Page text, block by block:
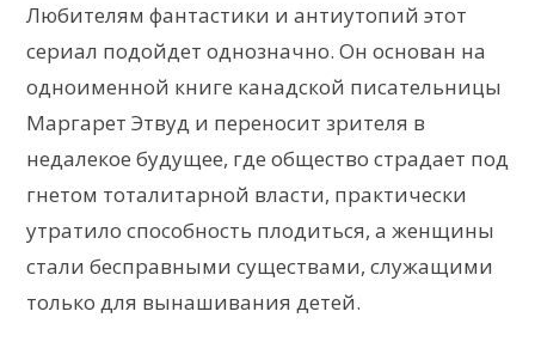
Любителям фантастики и антиутопий этот
сериал подойдет однозначно. Он основан на
одноименной книге канадской писательницы
Маргарет Этвуд и переносит зрителя в
недалекое будущее, где общество страдает под
гнетом тоталитарной власти, практически
утратило способность плодиться, а женщины
стали бесправными существами, служащими
только для вынашивания детей.